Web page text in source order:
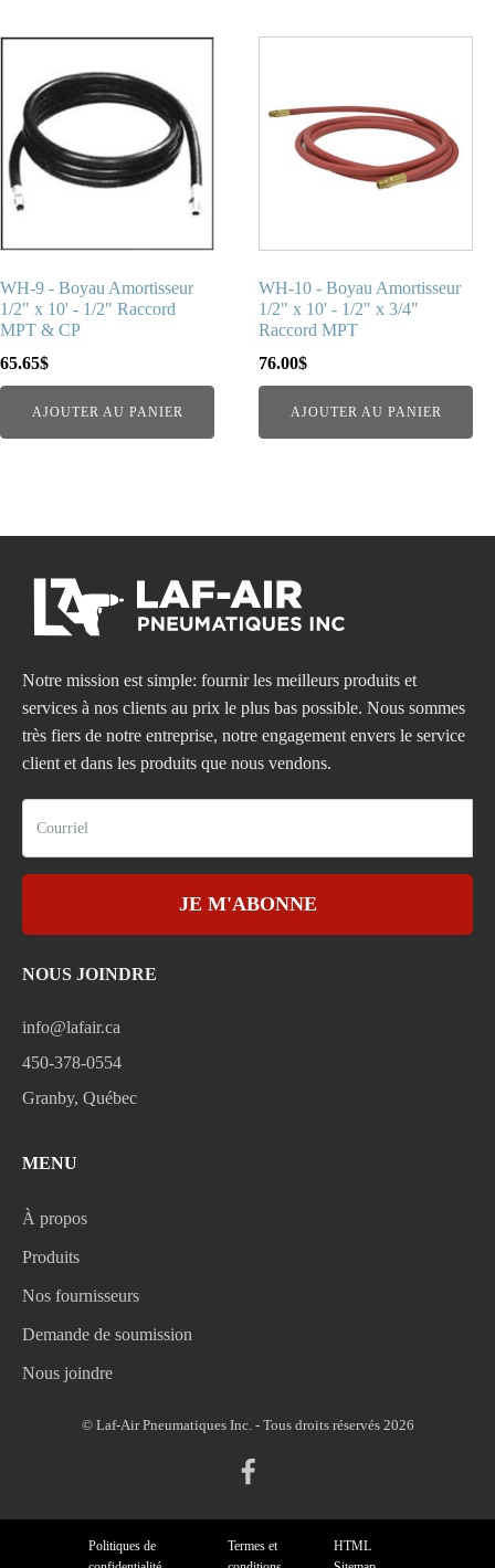
WH-9 - Boyau Amortisseur
1/2" x 10' - 1/2" Raccord
MPT & CP
65.65$
AJOUTER AU PANIER
WH-10 - Boyau Amortisseur
1/2" x 10' - 1/2" x 3/4"
Raccord MPT
76.00$
AJOUTER AU PANIER
Notre mission est simple: fournir les meilleurs produits et
services à nos clients au prix le plus bas possible. Nous sommes
très fiers de notre entreprise, notre engagement envers le service
client et dans les produits que nous vendons.
JE M'ABONNE
NOUS JOINDRE
info@lafair.ca
450-378-0554
Granby, Québec
MENU
À propos
Produits
Nos fournisseurs
Demande de soumission
Nous joindre
© Laf-Air Pneumatiques Inc. - Tous droits réservés 2026
Politiques de
Termes et
HTML